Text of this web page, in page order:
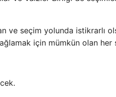
ve seçim yolunda istikrarlı
için mümkün olan her